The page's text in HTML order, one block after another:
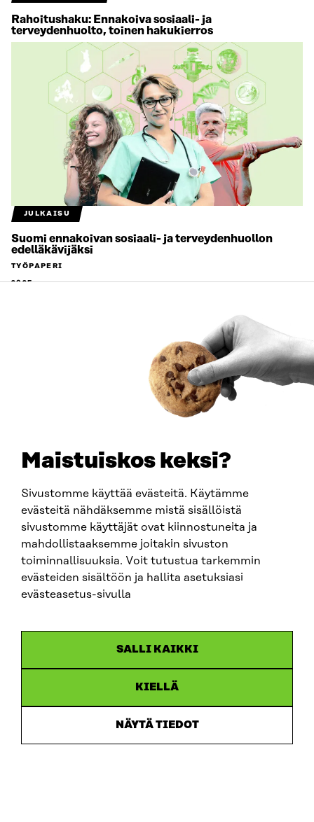
Maistuiskos keksi?
Sivustomme käyttää evästeitä. Käytämme
evästeitä nähdäksemme mistä sisällöistä
sivustomme käyttäjät ovat kiinnostuneita ja
mahdollistaaksemme joitakin sivuston
toiminnallisuuksia. Voit tutustua tarkemmin
evästeiden sisältöön ja hallita asetuksiasi
evästeasetus-sivulla
SALLI KAIKKI
KIELLÄ
NÄYTÄ TIEDOT
Rahoitushaku: Ennakoiva sosiaali- ja
terveydenhuolto, toinen hakukierros
JULKAISU
Suomi ennakoivan sosiaali- ja terveydenhuollon
edelläkävijäksi
TYÖPAPERI
2025
Sitra
OSOITE
0202132-3
PUHELIN